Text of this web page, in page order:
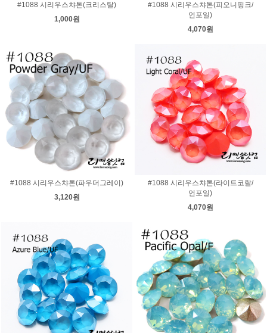
#1088 시리우스챠톤(크리스탈)
1,000원
#1088 시리우스챠톤(피오니핑크/
언포일)
4,070원
#1088 시리우스챠톤(파우더그레이)
3,120원
#1088 시리우스챠톤(라이트코랄/
언포일)
4,070원